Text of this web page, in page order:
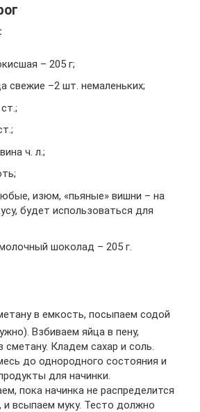
– 205 г;
свежие –2 шт. немаленьких;
ч. л.;
изюм, «пьяные» вишни – на
будет использоваться для
шоколад – 205 г.
в емкость, посыпаем содой
Взбиваем яйца в пену,
сметану. Кладем сахар и соль.
до однородного состояния и
для начинки.
пока начинка не распределится
и всыпаем муку. Тесто должно